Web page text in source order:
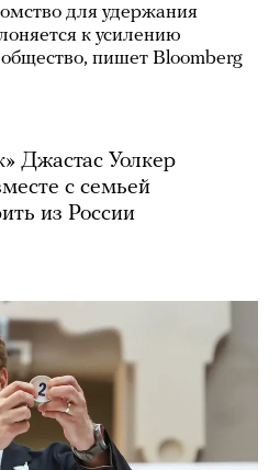
для удержания
к усилению
пишет Bloomberg
Джастас Уолкер
с семьей
из России